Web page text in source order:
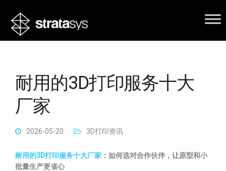
耐用的3D打印服务十大
厂家
2026-05-20 3D打印资讯
耐用的3D打印服务十大厂家 ：如何选对合作伙伴，让原型和小
批量生产更省心